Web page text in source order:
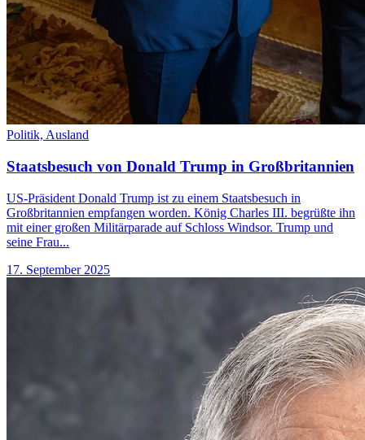
Politik, Ausland
Staatsbesuch von Donald Trump in Großbritannien
US-Präsident Donald Trump ist zu einem Staatsbesuch in
Großbritannien empfangen worden. König Charles III. begrüßte ihn
mit einer großen Militärparade auf Schloss Windsor. Trump und
seine Frau...
17. September 2025